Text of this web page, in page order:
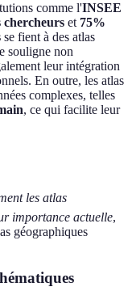
comme l'INSEE
chercheurs et 75%
se fient à des atlas
souligne non
leur intégration
En outre, les atlas
complexes, telles
, ce qui facilite leur
les atlas
importance actuelle,
géographiques